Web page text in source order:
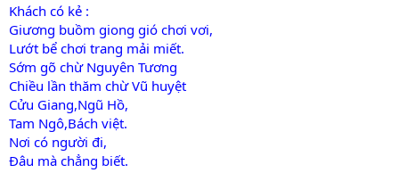
r
Khách có kẻ :
Giương buồm giong gió chơi vơi,
Lướt bể chơi trang mải miết.
Sớm gõ chừ Nguyên Tương
Chiều lần thăm chừ Vũ huyệt
Cửu Giang,Ngũ Hồ,
Tam Ngô,Bách việt.
Nơi có người đi,
Đâu mà chẳng biết.